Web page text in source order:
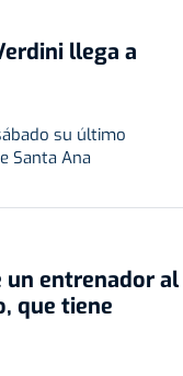
llega a
su último
Santa Ana
un entrenador al
que tiene